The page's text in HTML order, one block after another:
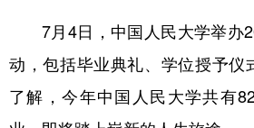
7月4日，中国人民大学举办
动，包括毕业典礼、学位授予仪
了解，今年中国人民大学共有